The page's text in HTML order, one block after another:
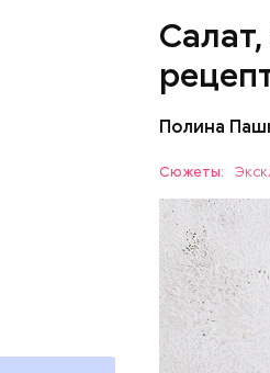
Полина
Сюжеты:
ЕДА